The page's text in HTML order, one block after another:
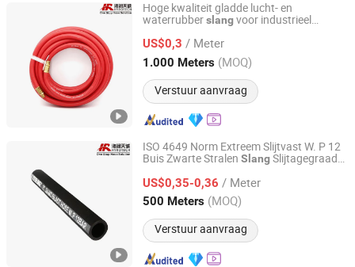
Hoge kwaliteit gladde lucht- en
waterrubberslangvoor industrieel
US$0,3 / Meter
1.000 Meters (MOQ)
Verstuur aanvraag
Qingdao Hyrotech Rubber & Plastic Products Co., Ltd.
Shandong, China Sinds 2013
ISO 4649 Norm Extreem Slijtvast W. P 12
Buis Zwarte Stralen SlangSlijtagegraad
US$0,35-0,36 / Meter
500 Meters (MOQ)
Verstuur aanvraag
Qingdao Hyrotech Rubber & Plastic Products Co., Ltd.
Shandong, China Sinds 2013